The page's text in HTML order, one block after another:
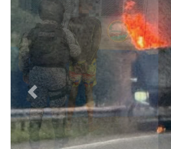
Previous